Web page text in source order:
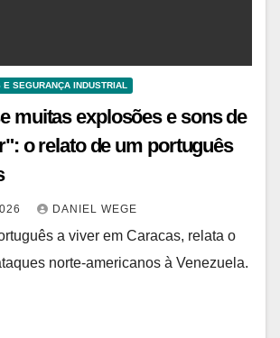
SEGURANÇA INDUSTRIAL
muitas explosões e sons de
o relato de um português
DANIEL WEGE
a viver em Caracas, relata o
norte-americanos à Venezuela.